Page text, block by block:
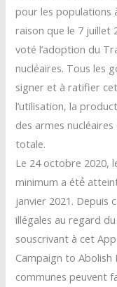
pour les populations
raison que le 7 juillet
voté l’adoption du
nucléaires. Tous les
signer et à ratifier
l’utilisation, la
des armes
totale.
Le 24 octobre 2020,
minimum a été́
janvier 2021. Depuis
illégales au regard
souscrivant à cet
Campaign to Abolish
communes peuvent